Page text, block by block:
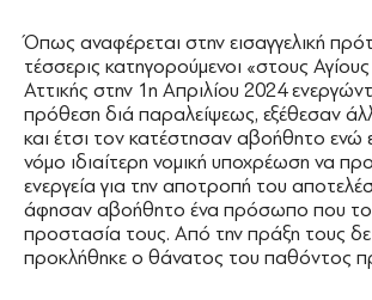
Όπως αναφέρεται στην εισαγγελική
τέσσερις κατηγορούμενοι «στους
Αττικής στην 1η Απριλίου 2024
πρόθεση διά παραλείψεως, εξέθεσαν
και έτσι τον κατέστησαν αβοήθητο ενώ
νόμο ιδιαίτερη νομική υποχρέωση να
ενεργεία για την αποτροπή του
άφησαν αβοήθητο ένα πρόσωπο που το
προστασία τους. Από την πράξη τους
προκλήθηκε ο θάνατος του παθόντος